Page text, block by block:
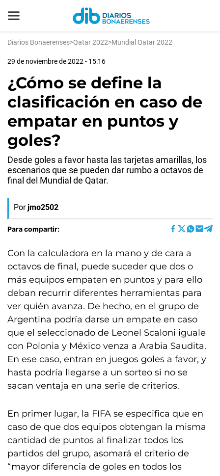
Diarios Bonaerenses>Qatar 2022>Mundial Qatar 2022
29 de noviembre de 2022 - 15:16
¿Cómo se define la
clasificación en caso de
empatar en puntos y
goles?
Desde goles a favor hasta las tarjetas amarillas, los
escenarios que se pueden dar rumbo a octavos de
final del Mundial de Qatar.
Por jmo2502
Para compartir:
Con la calculadora en la mano y de cara a
octavos de final, puede suceder que dos o
más equipos empaten en puntos y para ello
deban recurrir diferentes herramientas para
ver quién avanza. De hecho, en el grupo de
Argentina podría darse un empate en caso
que el seleccionado de Leonel Scaloni iguale
con Polonia y México venza a Arabia Saudita.
En ese caso, entran en juegos goles a favor, y
hasta podría llegarse a un sorteo si no se
sacan ventaja en una serie de criterios.
En primer lugar, la FIFA se especifica que en
caso de que dos equipos obtengan la misma
cantidad de puntos al finalizar todos los
partidos del grupo, asomará el criterio de
“mayor diferencia de goles en todos los